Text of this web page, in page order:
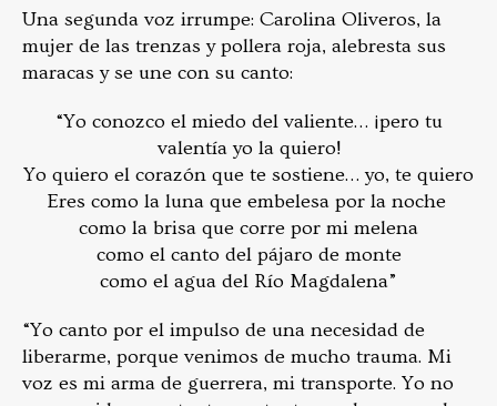
Una segunda voz irrumpe: Carolina Oliveros, la
mujer de las trenzas y pollera roja, alebresta sus
maracas y se une con su canto:
“Yo conozco el miedo del valiente… ¡pero tu
valentía yo la quiero!
Yo quiero el corazón que te sostiene… yo, te quiero
Eres como la luna que embelesa por la noche
como la brisa que corre por mi melena
como el canto del pájaro de monte
como el agua del Río Magdalena”
“Yo canto por el impulso de una necesidad de
liberarme, porque venimos de mucho trauma. Mi
voz es mi arma de guerrera, mi transporte. Yo no